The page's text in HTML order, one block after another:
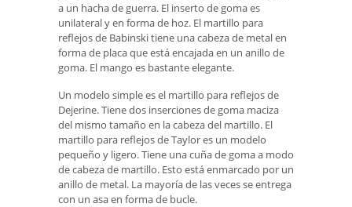
a un hacha de guerra. El inserto de goma es
unilateral y en forma de hoz. El martillo para
reflejos de Babinski tiene una cabeza de metal en
forma de placa que está encajada en un anillo de
goma. El mango es bastante elegante.
Un modelo simple es el martillo para reflejos de
Dejerine. Tiene dos inserciones de goma maciza
del mismo tamaño en la cabeza del martillo. El
martillo para reflejos de Taylor es un modelo
pequeño y ligero. Tiene una cuña de goma a modo
de cabeza de martillo. Esto está enmarcado por un
anillo de metal. La mayoría de las veces se entrega
con un asa en forma de bucle.